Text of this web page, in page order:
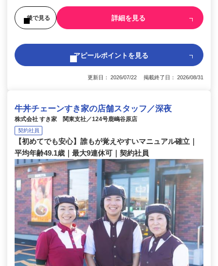
後で見る 詳細を見る
アピールポイントを見る
更新日： 2026/07/22 掲載終了日： 2026/08/31
牛丼チェーンすき家の店舗スタッフ／深夜
株式会社 すき家 関東支社／124号鹿嶋谷原店
契約社員
【初めてでも安心】誰もが覚えやすいマニュアル確立｜
平均年齢49.1歳｜最大9連休可｜契約社員